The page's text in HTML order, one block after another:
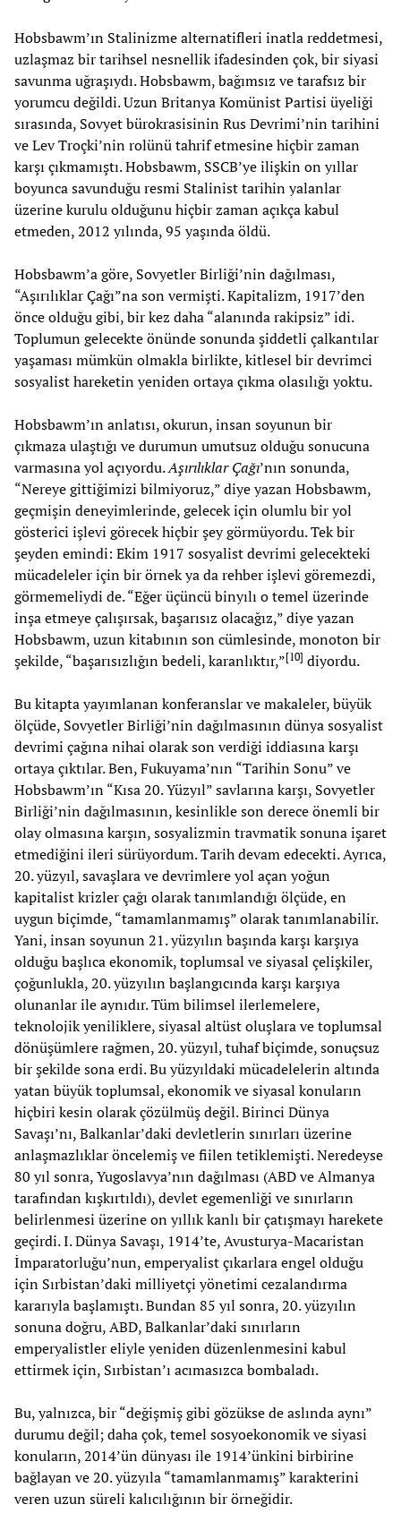
Hobsbawm’ın Stalinizme alternatifleri inatla reddetmesi,
uzlaşmaz bir tarihsel nesnellik ifadesinden çok, bir siyasi
savunma uğraşıydı. Hobsbawm, bağımsız ve tarafsız bir
yorumcu değildi. Uzun Britanya Komünist Partisi üyeliği
sırasında, Sovyet bürokrasisinin Rus Devrimi’nin tarihini
ve Lev Troçki’nin rolünü tahrif etmesine hiçbir zaman
karşı çıkmamıştı. Hobsbawm, SSCB’ye ilişkin on yıllar
boyunca savunduğu resmi Stalinist tarihin yalanlar
üzerine kurulu olduğunu hiçbir zaman açıkça kabul
etmeden, 2012 yılında, 95 yaşında öldü.
Hobsbawm’a göre, Sovyetler Birliği’nin dağılması,
“Aşırılıklar Çağı”na son vermişti. Kapitalizm, 1917’den
önce olduğu gibi, bir kez daha “alanında rakipsiz” idi.
Toplumun gelecekte önünde sonunda şiddetli çalkantılar
yaşaması mümkün olmakla birlikte, kitlesel bir devrimci
sosyalist hareketin yeniden ortaya çıkma olasılığı yoktu.
Hobsbawm’ın anlatısı, okurun, insan soyunun bir
çıkmaza ulaştığı ve durumun umutsuz olduğu sonucuna
varmasına yol açıyordu.Aşırılıklar Çağı’nın sonunda,
“Nereye gittiğimizi bilmiyoruz,” diye yazan Hobsbawm,
geçmişin deneyimlerinde, gelecek için olumlu bir yol
gösterici işlevi görecek hiçbir şey görmüyordu. Tek bir
şeyden emindi: Ekim 1917 sosyalist devrimi gelecekteki
mücadeleler için bir örnek ya da rehber işlevi göremezdi,
görmemeliydi de. “Eğer üçüncü binyılı o temel üzerinde
inşa etmeye çalışırsak, başarısız olacağız,” diye yazan
Hobsbawm, uzun kitabının son cümlesinde, monoton bir
şekilde, “başarısızlığın bedeli, karanlıktır,”[10] diyordu.
Bu kitapta yayımlanan konferanslar ve makaleler, büyük
ölçüde, Sovyetler Birliği’nin dağılmasının dünya sosyalist
devrimi çağına nihai olarak son verdiği iddiasına karşı
ortaya çıktılar. Ben, Fukuyama’nın “Tarihin Sonu” ve
Hobsbawm’ın “Kısa 20. Yüzyıl” savlarına karşı, Sovyetler
Birliği’nin dağılmasının, kesinlikle son derece önemli bir
olay olmasına karşın, sosyalizmin travmatik sonuna işaret
etmediğini ileri sürüyordum. Tarih devam edecekti. Ayrıca,
20. yüzyıl, savaşlara ve devrimlere yol açan yoğun
kapitalist krizler çağı olarak tanımlandığı ölçüde, en
uygun biçimde, “tamamlanmamış” olarak tanımlanabilir.
Yani, insan soyunun 21. yüzyılın başında karşı karşıya
olduğu başlıca ekonomik, toplumsal ve siyasal çelişkiler,
çoğunlukla, 20. yüzyılın başlangıcında karşı karşıya
olunanlar ile aynıdır. Tüm bilimsel ilerlemelere,
teknolojik yeniliklere, siyasal altüst oluşlara ve toplumsal
dönüşümlere rağmen, 20. yüzyıl, tuhaf biçimde, sonuçsuz
bir şekilde sona erdi. Bu yüzyıldaki mücadelelerin altında
yatan büyük toplumsal, ekonomik ve siyasal konuların
hiçbiri kesin olarak çözülmüş değil. Birinci Dünya
Savaşı’nı, Balkanlar’daki devletlerin sınırları üzerine
anlaşmazlıklar öncelemiş ve fiilen tetiklemişti. Neredeyse
80 yıl sonra, Yugoslavya’nın dağılması (ABD ve Almanya
tarafından kışkırtıldı), devlet egemenliği ve sınırların
belirlenmesi üzerine on yıllık kanlı bir çatışmayı harekete
geçirdi. I. Dünya Savaşı, 1914’te, Avusturya-Macaristan
İmparatorluğu’nun, emperyalist çıkarlara engel olduğu
için Sırbistan’daki milliyetçi yönetimi cezalandırma
kararıyla başlamıştı. Bundan 85 yıl sonra, 20. yüzyılın
sonuna doğru, ABD, Balkanlar’daki sınırların
emperyalistler eliyle yeniden düzenlenmesini kabul
ettirmek için, Sırbistan’ı acımasızca bombaladı.
Bu, yalnızca, bir “değişmiş gibi gözükse de aslında aynı”
durumu değil; daha çok, temel sosyoekonomik ve siyasi
konuların, 2014’ün dünyası ile 1914’ünkini birbirine
bağlayan ve 20. yüzyıla “tamamlanmamış” karakterini
veren uzun süreli kalıcılığının bir örneğidir.